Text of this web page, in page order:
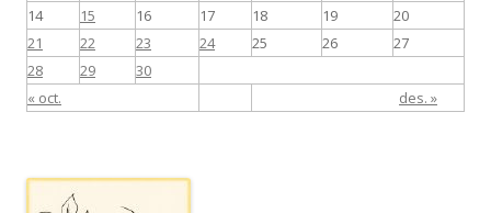
« oct. des. »
14
15 16 17 18 19
20
21
22 23 24 25 26
27
28
29 30